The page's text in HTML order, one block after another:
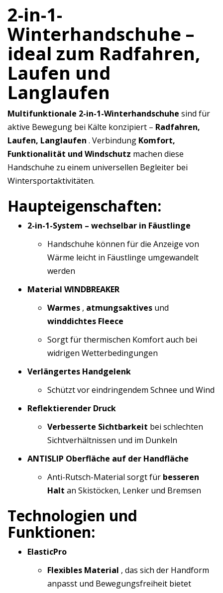
2-in-1-
Winterhandschuhe –
ideal zum Radfahren,
Laufen und
Langlaufen
Multifunktionale 2-in-1-Winterhandschuhe sind für
aktive Bewegung bei Kälte konzipiert – Radfahren,
Laufen, Langlaufen . Verbindung Komfort,
Funktionalität und Windschutz machen diese
Handschuhe zu einem universellen Begleiter bei
Wintersportaktivitäten.
Haupteigenschaften:
2-in-1-System – wechselbar in Fäustlinge
Handschuhe können für die Anzeige von
Wärme leicht in Fäustlinge umgewandelt
werden
Material WINDBREAKER
Warmes , atmungsaktives und
winddichtes Fleece
Sorgt für thermischen Komfort auch bei
widrigen Wetterbedingungen
Verlängertes Handgelenk
Schützt vor eindringendem Schnee und Wind
Reflektierender Druck
Verbesserte Sichtbarkeit bei schlechten
Sichtverhältnissen und im Dunkeln
ANTISLIP Oberfläche auf der Handfläche
Anti-Rutsch-Material sorgt für besseren
Halt an Skistöcken, Lenker und Bremsen
Technologien und
Funktionen:
ElasticPro
Flexibles Material , das sich der Handform
anpasst und Bewegungsfreiheit bietet